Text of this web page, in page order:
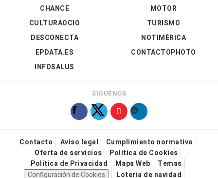
CHANCE
CULTURAOCIO
DESCONECTA
EPDATA.ES
INFOSALUS
MOTOR
TURISMO
NOTIMÉRICA
CONTACTOPHOTO
SÍGUENOS
Contacto Aviso legal
Cumplimiento normativo
Oferta de servicios
Política de Cookies
Política de Privacidad
Mapa Web
Temas
Configuración de Cookies
Loteria de navidad